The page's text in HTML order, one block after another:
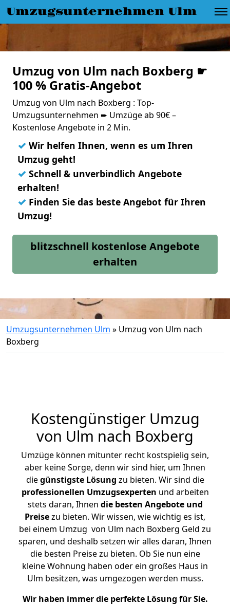
Umzugsunternehmen Ulm
Umzug von Ulm nach Boxberg ☛
100 % Gratis-Angebot
Umzug von Ulm nach Boxberg : Top-
Umzugsunternehmen ➨ Umzüge ab 90€ –
Kostenlose Angebote in 2 Min.
✓ Wir helfen Ihnen, wenn es um Ihren
Umzug geht!
✓ Schnell & unverbindlich Angebote
erhalten!
✓ Finden Sie das beste Angebot für Ihren
Umzug!
blitzschnell kostenlose Angebote
erhalten
Umzugsunternehmen Ulm » Umzug von Ulm nach
Boxberg
Kostengünstiger Umzug
von Ulm nach Boxberg
Umzüge können mitunter recht kostspielig sein,
aber keine Sorge, denn wir sind hier, um Ihnen
diegünstigste Lösung zu bieten. Wir sind die
professionellen Umzugsexperten und arbeiten
stets daran, Ihnen die besten Angebote und
Preisezu bieten. Wir wissen, wie wichtig es ist,
bei einem Umzug von Ulm nach Boxberg Geld zu
sparen, und deshalb setzen wir alles daran, Ihnen
die besten Preise zu bieten. Ob Sie nun eine
kleine Wohnung haben oder ein großes Haus in
Ulm besitzen, was umgezogen werden muss.
Wir haben immer die perfekte Lösung für Sie.